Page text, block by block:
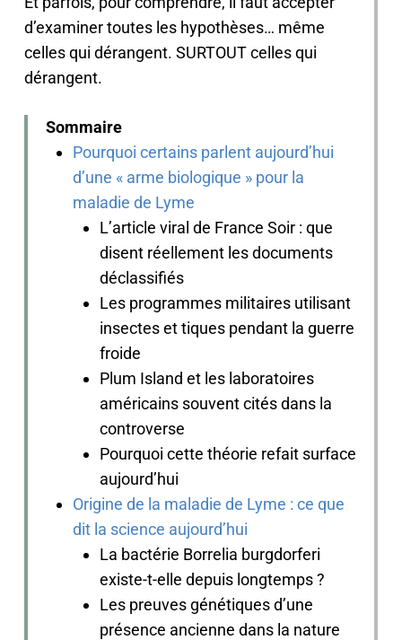
d’examiner toutes les hypothèses… même
celles qui dérangent. SURTOUT celles qui
dérangent.
Sommaire
Pourquoi certains parlent aujourd’hui
d’une « arme biologique » pour la
maladie de Lyme
L’article viral de France Soir : que
disent réellement les documents
déclassifiés
Les programmes militaires utilisant
insectes et tiques pendant la guerre
froide
Plum Island et les laboratoires
américains souvent cités dans la
controverse
Pourquoi cette théorie refait surface
aujourd’hui
Origine de la maladie de Lyme : ce que
dit la science aujourd’hui
La bactérie Borrelia burgdorferi
existe-t-elle depuis longtemps ?
Les preuves génétiques d’une
présence ancienne dans la nature